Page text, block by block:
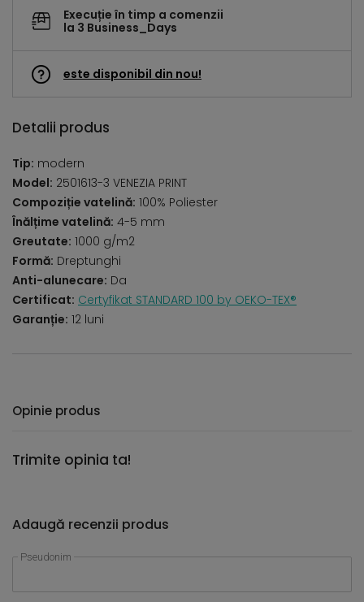
Execuție în timp a comenzii
la 3 Business_Days
este disponibil din nou!
Detalii produs
Tip: modern
Model: 2501613-3 VENEZIA PRINT
Compoziție vatelină: 100% Poliester
Înălțime vatelină: 4-5 mm
Greutate: 1000 g/m2
Formă: Dreptunghi
Anti-alunecare: Da
Certificat: Certyfikat STANDARD 100 by OEKO-TEX®
Garanție: 12 luni
Opinie produs
Trimite opinia ta!
Adaugă recenzii produs
Pseudonim